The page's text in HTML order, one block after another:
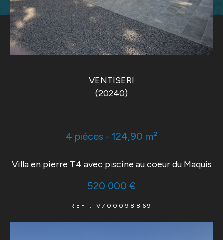
VENTISERI
(20240)
4 pièces - 124,90 m²
Villa en pierre T4 avec piscine au coeur du Maquis
520 000 €
REF : V700098869